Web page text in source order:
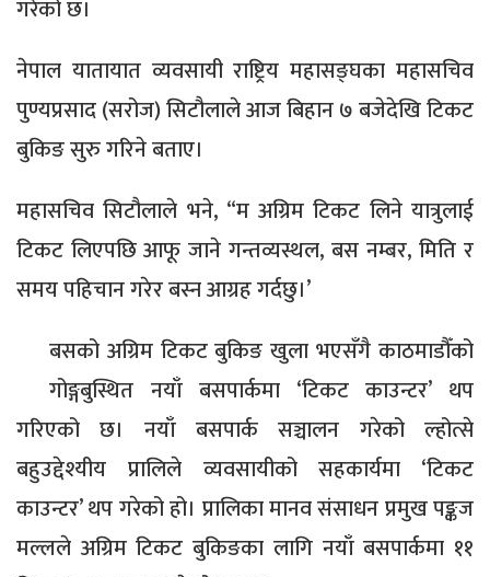
गरेको छ।
नेपाल यातायात व्यवसायी राष्ट्रिय महासङ्घका महासचिव
पुण्यप्रसाद (सरोज) सिटौलाले आज बिहान ७ बजेदेखि टिकट
बुकिङ सुरु गरिने बताए।
महासचिव सिटौलाले भने, “म अग्रिम टिकट लिने यात्रुलाई
टिकट लिएपछि आफू जाने गन्तव्यस्थल, बस नम्बर, मिति र
समय पहिचान गरेर बस्न आग्रह गर्दछु।’
बसको अग्रिम टिकट बुकिङ खुला भएसँगै काठमाडौँको
गोङ्गबुस्थित नयाँ बसपार्कमा ‘टिकट काउन्टर’ थप
गरिएको छ। नयाँ बसपार्क सञ्चालन गरेको ल्होत्से
बहुउद्देश्यीय प्रालिले व्यवसायीको सहकार्यमा ‘टिकट
काउन्टर’ थप गरेको हो। प्रालिका मानव संसाधन प्रमुख पङ्कज
मल्लले अग्रिम टिकट बुकिङका लागि नयाँ बसपार्कमा ११